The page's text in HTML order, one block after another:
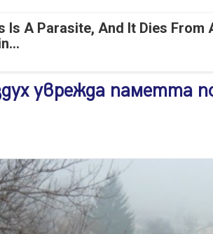
Is A Parasite, And It Dies From
уврежда паметта